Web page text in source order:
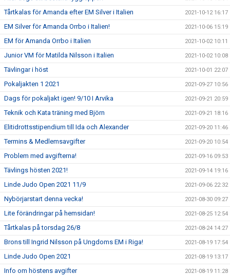
Tårtkalas för Amanda efter EM Silver i Italien 2021-10-12 16:17
EM Silver för Amanda Orrbo i Italien! 2021-10-06 15:19
EM för Amanda Orrbo i Italien 2021-10-02 10:11
Junior VM för Matilda Nilsson i Italien 2021-10-02 10:08
Tävlingar i höst 2021-10-01 22:07
Pokaljakten 1 2021 2021-09-27 10:56
Dags för pokaljakt igen! 9/10 I Arvika 2021-09-21 20:59
Teknik och Kata träning med Björn 2021-09-21 18:16
Elitidrottsstipendium till Ida och Alexander 2021-09-20 11:46
Termins & Medlemsavgifter 2021-09-20 10:54
Problem med avgifterna! 2021-09-16 09:53
Tävlings hösten 2021! 2021-09-14 19:16
Linde Judo Open 2021 11/9 2021-09-06 22:32
Nybörjarstart denna vecka! 2021-08-30 09:27
Lite förändringar på hemsidan! 2021-08-25 12:54
Tårtkalas på torsdag 26/8 2021-08-24 14:27
Brons till Ingrid Nilsson på Ungdoms EM i Riga! 2021-08-19 17:54
Linde Judo Open 2021 2021-08-19 13:17
Info om höstens avgifter 2021-08-19 11:28